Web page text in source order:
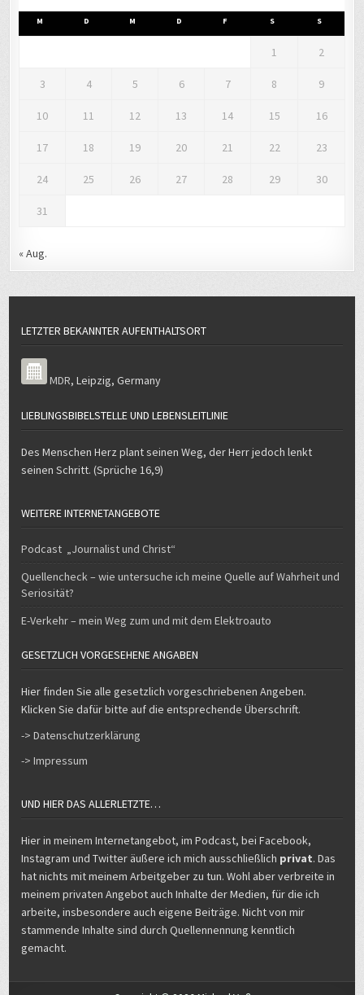
M D M D F S S
1 2
3 4 5 6 7 8 9
10 11 12 13 14 15 16
17 18 19 20 21 22 23
24 25 26 27 28 29 30
31
« Aug.
LETZTER BEKANNTER AUFENTHALTSORT
MDR,Leipzig,Germany
LIEBLINGSBIBELSTELLE UND LEBENSLEITLINIE
Des Menschen Herz plant seinen Weg, der Herr jedoch lenkt
seinen Schritt. (Sprüche 16,9)
WEITERE INTERNETANGEBOTE
Podcast „Journalist und Christ“
Quellencheck – wie untersuche ich meine Quelle auf Wahrheit und
Seriosität?
E-Verkehr – mein Weg zum und mit dem Elektroauto
GESETZLICH VORGESEHENE ANGABEN
Hier finden Sie alle gesetzlich vorgeschriebenen Angeben.
Klicken Sie dafür bitte auf die entsprechende Überschrift.
-> Datenschutzerklärung
-> Impressum
UND HIER DAS ALLERLETZTE…
Hier in meinem Internetangebot, im Podcast, bei Facebook,
Instagram und Twitter äußere ich mich ausschließlich privat. Das
hat nichts mit meinem Arbeitgeber zu tun. Wohl aber verbreite in
meinem privaten Angebot auch Inhalte der Medien, für die ich
arbeite, insbesondere auch eigene Beiträge. Nicht von mir
stammende Inhalte sind durch Quellennennung kenntlich
gemacht.